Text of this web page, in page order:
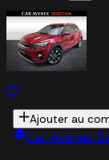
Ajouter au
Car Avenue